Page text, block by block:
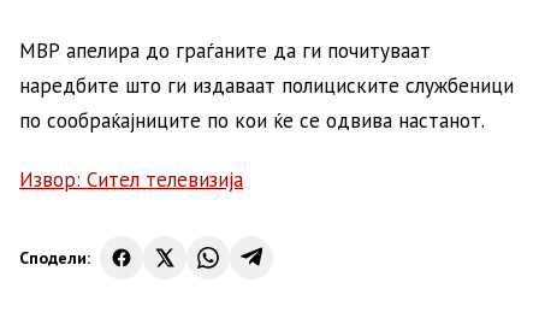
МВР апелира до граѓаните да ги почитуваат
наредбите што ги издаваат полициските службеници
по сообраќајниците по кои ќе се одвива настанот.
Извор: Сител телевизија
Сподели: